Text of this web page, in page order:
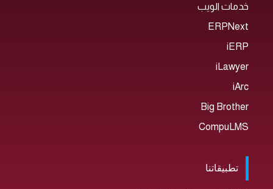
خدمات الويب
ERPNext
iERP
iLawyer
iArc
Big Brother
CompuLMS
تطبيقاتنا